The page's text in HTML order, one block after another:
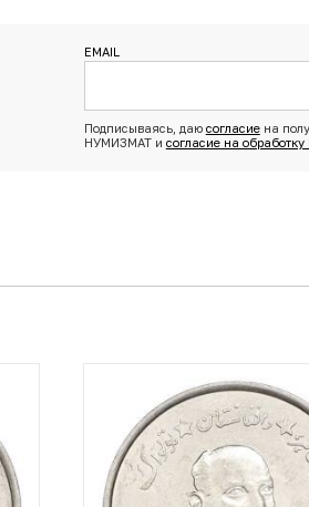
EMAIL
Подписываясь, даю согласиена
НУМИЗМАТ и согласие на